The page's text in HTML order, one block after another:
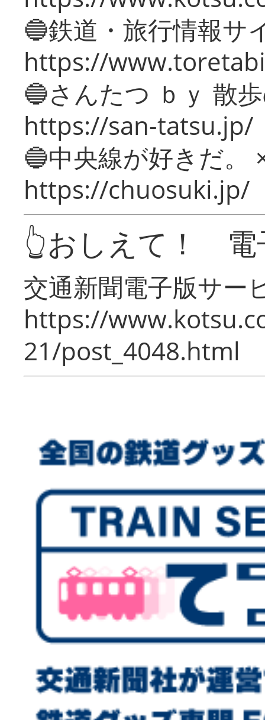
🔵鉄道・旅行情報サ
https://
🔵さんたつ ｂｙ 散
https://san-tatsu.jp/
🔵中央線が好きだ。
https://chuosuki.jp/
👆おしえて！ 電
交通新聞電子版サー
https://
21/post_4048.html